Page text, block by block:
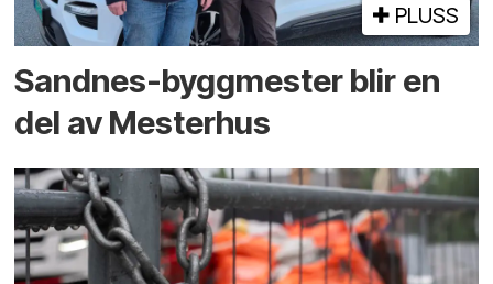
PLUSS
Sandnes-byggmester blir en
del av Mesterhus